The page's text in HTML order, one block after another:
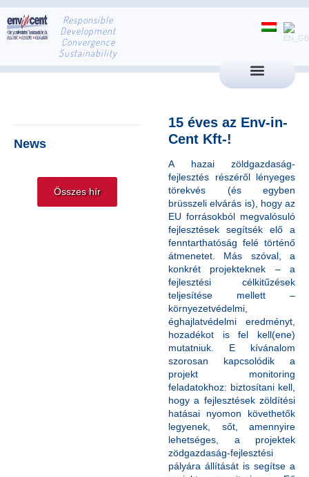
Responsible
Development
Convergence
Sustainability
News
Összes hír
15 éves az Env-in-
Cent Kft-!
A hazai zöldgazdaság-
fejlesztés részéről lényeges
törekvés (és egyben
brüsszeli elvárás is), hogy az
EU forrásokból megvalósuló
fejlesztések segítsék elő a
fenntarthatóság felé történő
átmenetet. Más szóval, a
konkrét projekteknek – a
fejlesztési célkitűzések
teljesítése mellett –
környezetvédelmi,
éghajlatvédelmi eredményt,
hozadékot is fel kell(ene)
mutatniuk. E kívánalom
szorosan kapcsolódik a
projekt monitoring
feladatokhoz: biztosítani kell,
hogy a fejlesztések zöldítési
hatásai nyomon követhetők
legyenek, sőt, amennyire
lehetséges, a projektek
zödgazdaság-fejlesztési
pályára állítását is segítse a